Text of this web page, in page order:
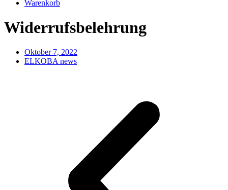
Warenkorb
Widerrufsbelehrung
Oktober 7, 2022
ELKOBA news